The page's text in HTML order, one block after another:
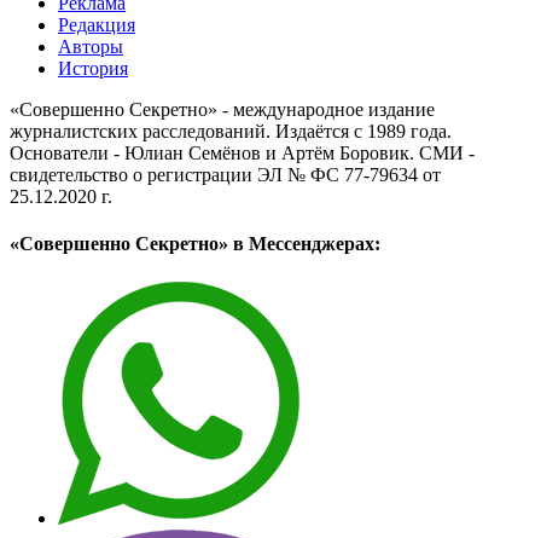
Редакция
Авторы
История
«Совершенно Секретно» - международное издание
журналистских расследований. Издаётся с 1989 года.
Основатели - Юлиан Семёнов и Артём Боровик. CМИ -
свидетельство о регистрации ЭЛ № ФС 77-79634 от
25.12.2020 г.
«Совершенно Секретно» в Мессенджерах: